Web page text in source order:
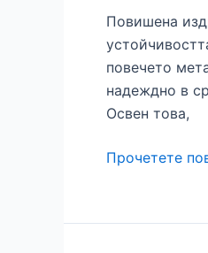
висок
клас
Повишена
повечето
надеждно в
Освен това,
Повишена
втулка
Прочетете